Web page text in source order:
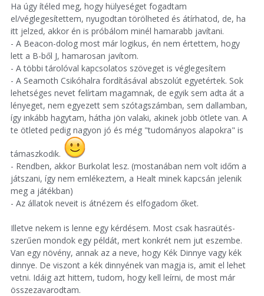
Ha úgy ítéled meg, hogy hülyeséget fogadtam
el/véglegesítettem, nyugodtan törölheted és átírhatod, de, ha
itt jelzed, akkor én is próbálom minél hamarabb javítani.
- A Beacon-dolog most már logikus, én nem értettem, hogy
lett a B-ből J, hamarosan javítom.
- A többi tárolóval kapcsolatos szöveget is véglegesítem
- A Seamoth Csikóhalra fordításával abszolút egyetértek. Sok
lehetséges nevet felírtam magamnak, de egyik sem adta át a
lényeget, nem egyezett sem szótagszámban, sem dallamban,
így inkább hagytam, hátha jön valaki, akinek jobb ötlete van. A
te ötleted pedig nagyon jó és még "tudományos alapokra" is
támaszkodik.
- Rendben, akkor Burkolat lesz. (mostanában nem volt időm a
játszani, így nem emlékeztem, a Healt minek kapcsán jelenik
meg a játékban)
- Az állatok neveit is átnézem és elfogadom őket.
Illetve nekem is lenne egy kérdésem. Most csak hasraütés-
szerűen mondok egy példát, mert konkrét nem jut eszembe.
Van egy növény, annak az a neve, hogy Kék Dinnye vagy kék
dinnye. De viszont a kék dinnyének van magja is, amit el lehet
vetni. Idáig azt hittem, tudom, hogy kell leírni, de most már
összezavarodtam.